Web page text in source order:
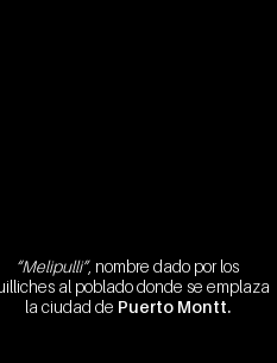
“Melipulli”, nombre dado por los
al poblado donde se emplaza
la ciudad de Puerto Montt.